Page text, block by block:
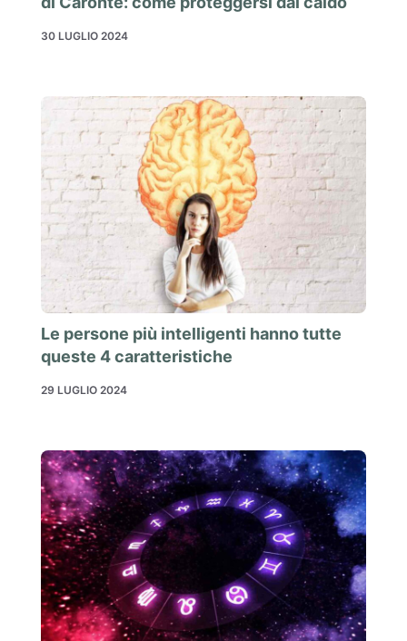
30 LUGLIO 2024
Le persone più intelligenti hanno tutte
queste 4 caratteristiche
29 LUGLIO 2024